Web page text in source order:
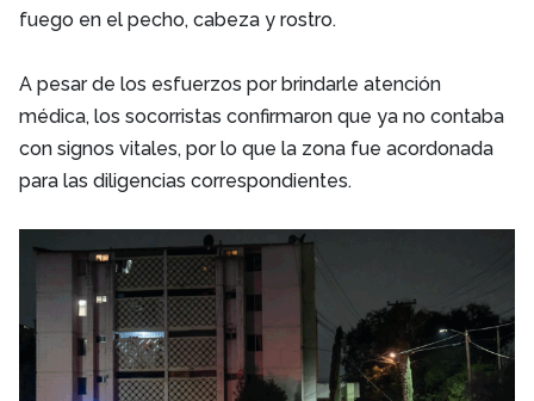
fuego en el pecho, cabeza y rostro.
A pesar de los esfuerzos por brindarle atención
médica, los socorristas confirmaron que ya no contaba
con signos vitales, por lo que la zona fue acordonada
para las diligencias correspondientes.